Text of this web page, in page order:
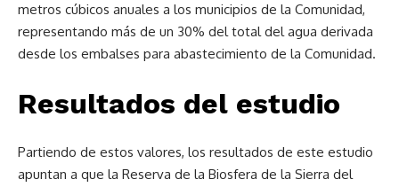
metros cúbicos anuales a los municipios de la Comunidad,
representando más de un 30% del total del agua derivada
desde los embalses para abastecimiento de la Comunidad.
Resultados del estudio
Partiendo de estos valores, los resultados de este estudio
apuntan a que la Reserva de la Biosfera de la Sierra del